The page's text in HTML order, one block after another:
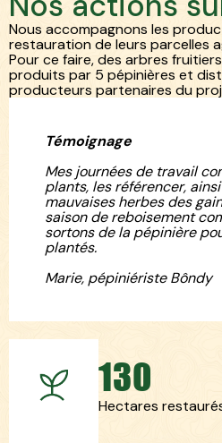
Nous accompagnons les
restauration de leurs parcelles
Pour ce faire, des arbres
produits par 5 pépinières et
producteurs partenaires du
Témoignage
Mes journées de travail
plants, les référencer,
mauvaises herbes des
saison de reboisement
sortons de la pépinière
plantés.
Marie, pépiniériste Bôndy
130
Hectares